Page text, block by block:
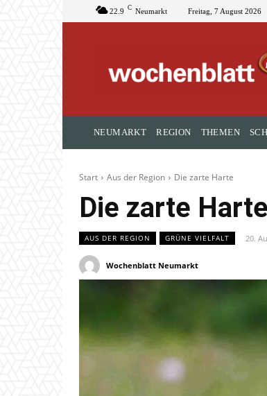
22.9 C Neumarkt Freitag, 7 August 2026
NEUMARKT REGION THEMEN
Start Aus der Region Die zarte Harte
Die zarte Harte
AUS DER REGION GRÜNE VIELFALT 20.
Wochenblatt Neumarkt